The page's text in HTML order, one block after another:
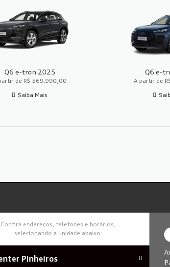
Q6 e-tron 2025
de R$ 569.990,00
Saiba Mais
Q6 e-
A partir de
Confira endereços, telefones e horários,
selecionando a unidade abaixo:
Pinheiros